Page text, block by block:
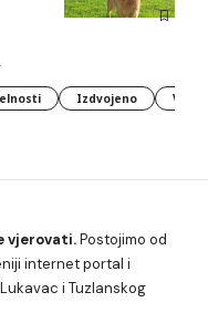
Izdvojeno
vjerovati.Postojimo od
internet portal i
i Tuzlanskog